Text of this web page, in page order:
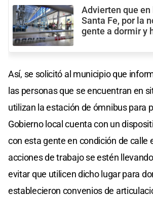
Advierten que
Santa Fe, por la
gente a dormir y
Así, se solicitó al municipio que
las personas que se encuentran en
utilizan la estación de ómnibus para
Gobierno local cuenta con un
con esta gente en condición de calle
acciones de trabajo se estén
evitar que utilicen dicho lugar para
establecieron convenios de